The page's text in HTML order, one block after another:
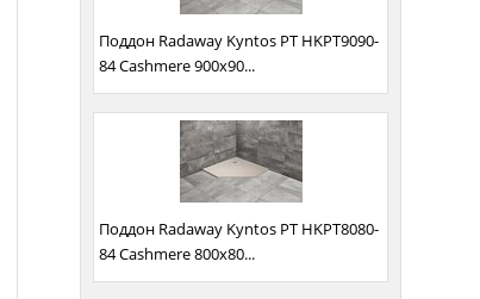
Поддон Radaway Kyntos PT HKPT9090-
84 Cashmere 900x90...
Поддон Radaway Kyntos PT HKPT8080-
84 Cashmere 800x80...